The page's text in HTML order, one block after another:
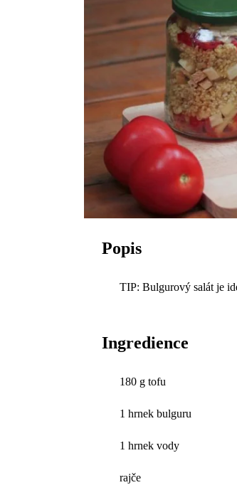
Popis
TIP: Bulgurový salát je
Ingredience
180 g tofu
1 hrnek bulguru
1 hrnek vody
rajče